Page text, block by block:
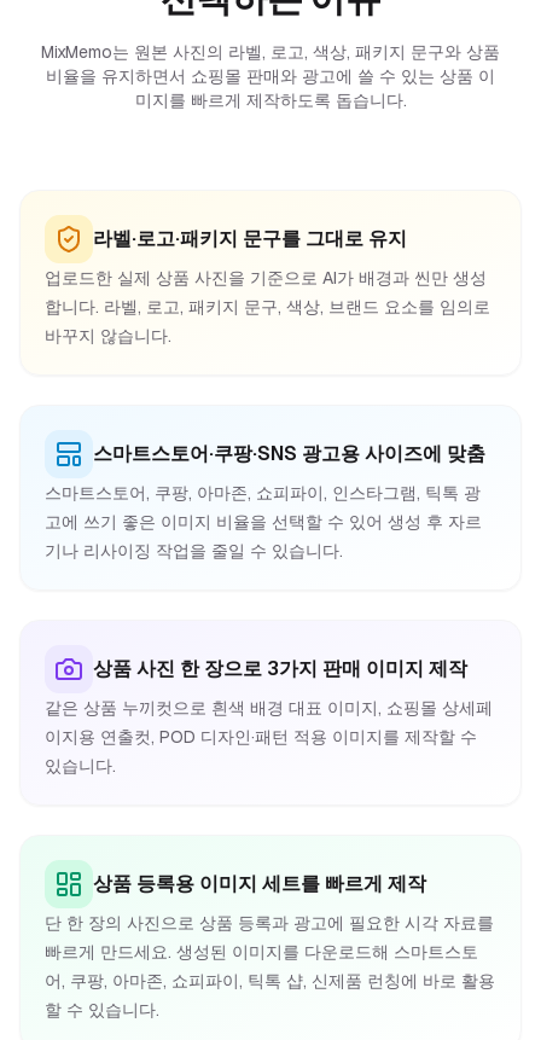
MixMemo는 원본 사진의 라벨, 로고, 색상, 패키지 문구와 상품
비율을 유지하면서 쇼핑몰 판매와 광고에 쓸 수 있는 상품 이
미지를 빠르게 제작하도록 돕습니다.
라벨·로고·패키지 문구를 그대로 유지
업로드한 실제 상품 사진을 기준으로 AI가 배경과 씬만 생성
합니다. 라벨, 로고, 패키지 문구, 색상, 브랜드 요소를 임의로
바꾸지 않습니다.
스마트스토어·쿠팡·SNS 광고용 사이즈에 맞춤
스마트스토어, 쿠팡, 아마존, 쇼피파이, 인스타그램, 틱톡 광
고에 쓰기 좋은 이미지 비율을 선택할 수 있어 생성 후 자르
기나 리사이징 작업을 줄일 수 있습니다.
상품 사진 한 장으로 3가지 판매 이미지 제작
같은 상품 누끼컷으로 흰색 배경 대표 이미지, 쇼핑몰 상세페
이지용 연출컷, POD 디자인·패턴 적용 이미지를 제작할 수
있습니다.
상품 등록용 이미지 세트를 빠르게 제작
단 한 장의 사진으로 상품 등록과 광고에 필요한 시각 자료를
빠르게 만드세요. 생성된 이미지를 다운로드해 스마트스토
어, 쿠팡, 아마존, 쇼피파이, 틱톡 샵, 신제품 런칭에 바로 활용
할 수 있습니다.